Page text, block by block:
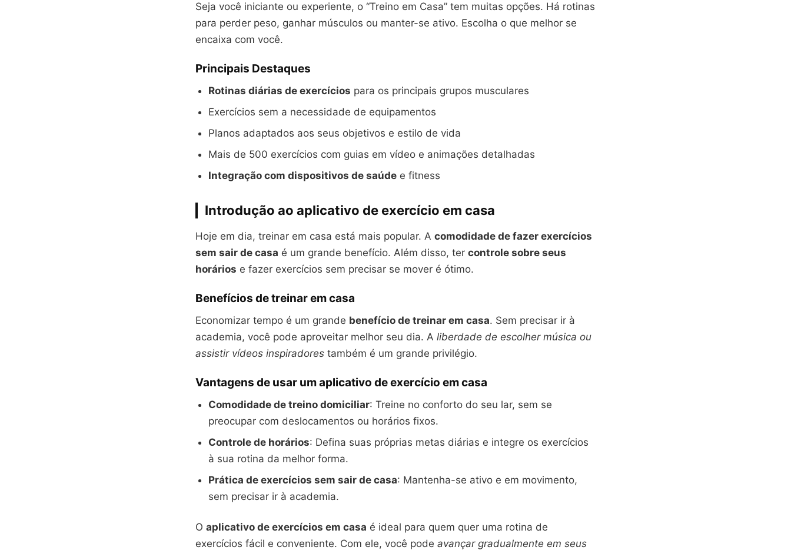
Seja você iniciante ou experiente, o “Treino em Casa” tem muitas opções. Há rotinas
para perder peso, ganhar músculos ou manter-se ativo. Escolha o que melhor se
encaixa com você.
Principais Destaques
Rotinas diárias de exercícios para os principais grupos musculares
Exercícios sem a necessidade de equipamentos
Planos adaptados aos seus objetivos e estilo de vida
Mais de 500 exercícios com guias em vídeo e animações detalhadas
Integração com dispositivos de saúde e fitness
Introdução ao aplicativo de exercício em casa
Hoje em dia, treinar em casa está mais popular. A comodidade de fazer exercícios
sem sair de casa é um grande benefício. Além disso, ter controle sobre seus
horários e fazer exercícios sem precisar se mover é ótimo.
Benefícios de treinar em casa
Economizar tempo é um grande benefício de treinar em casa. Sem precisar ir à
academia, você pode aproveitar melhor seu dia. A liberdade de escolher música ou
assistir vídeos inspiradores também é um grande privilégio.
Vantagens de usar um aplicativo de exercício em casa
Comodidade de treino domiciliar: Treine no conforto do seu lar, sem se
preocupar com deslocamentos ou horários fixos.
Controle de horários: Defina suas próprias metas diárias e integre os exercícios
à sua rotina da melhor forma.
Prática de exercícios sem sair de casa: Mantenha-se ativo e em movimento,
sem precisar ir à academia.
O aplicativo de exercícios em casa é ideal para quem quer uma rotina de
exercícios fácil e conveniente. Com ele, você pode avançar gradualmente em seus